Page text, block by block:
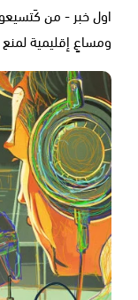
اول خبر - من
ومساعٍ إقليمية لمنع